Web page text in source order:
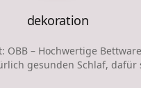
dekoration
OBB – Hochwertige
gesunden Schlaf, dafür